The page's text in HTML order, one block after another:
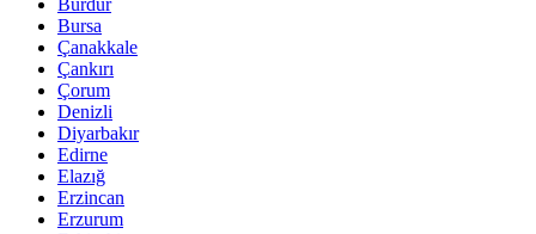
Burdur
Bursa
Çanakkale
Çankırı
Çorum
Denizli
Diyarbakır
Edirne
Elazığ
Erzincan
Erzurum